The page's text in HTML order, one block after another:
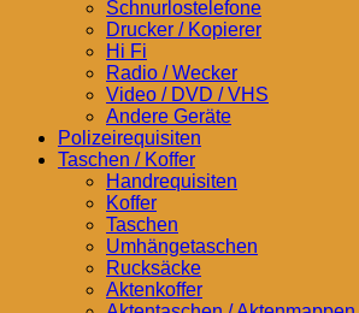
Schnurlostelefone
Drucker / Kopierer
Hi Fi
Radio / Wecker
Video / DVD / VHS
Andere Geräte
Polizeirequisiten
Taschen / Koffer
Handrequisiten
Koffer
Taschen
Umhängetaschen
Rucksäcke
Aktenkoffer